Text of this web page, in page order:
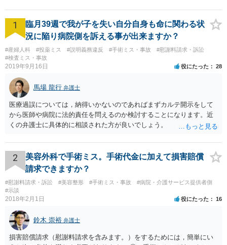
いところです。 一旦は責任を認める方向の説明•回答がなされた場合
でも、責任の内容•程度等、既往歴との関係、損害の範囲•金額等で争
保し、内容を精査しておきたいところです。 事案の内容や推移等に
応じた入手方法（任意開示、証拠保全等）を検討すべきでしょう。
おく必要があります。 → 手術前のお父様の健康状態（既往歴を含
む）、生活•仕事状況、手術をすることになった経緯、手術後の経緯等
についてしっかり確認した上で、どのような損害が生じたか、その損
害の金額等のわかる証拠を入手•確保しておくべきでしょう。 •弁護士
への相談のタイミングについて → ある程度の証拠を集めてから弁護
め、お手もとにある限りの証拠を持参して早めに弁護士に相談し、そ
の後の方針•対応を協議しておく方法もあります。 なお、医療過誤事
て、まずは調査（事案の内容や法的責任の有無•程度等の調査•把握）
の依頼をすることも可能です。 いずれにしましても、お父様を亡く
ご家族のみでは大変かと存じますので、一度、お住まいの地域等の医
療過誤を取り扱っている弁護士に相談してみることもご検討くださ
い。
1
臨月39週で我が子を失い自分自身も命に関わる状
況に陥り病院側を訴える事が出来ますか？
#産婦人科 #投薬ミス #説明義務違反 #手術ミス・事故
#慰謝料請求・訴訟
#検査ミス・事故
2019年9月16日 役にたった 28
馬場 龍行 弁護士
医療過誤については，納得いかないのであればまずカルテ開示をして
から医師や病院に法的責任を問えるのか検討することになります。近
くの弁護士に具体的に相談された方が良いでしょう。
2
美容外科で手術ミス。手術代金に加えて損害賠償
請求できますか？
#慰謝料請求・訴訟 #美容整形 #手術ミス・事故
#病院・介護サービス提供者側
#示談
2018年2月1日 役にたった 16
鈴木 崇裕 弁護士
損害賠償請求（慰謝料請求を含みます。）をするためには，簡単にい